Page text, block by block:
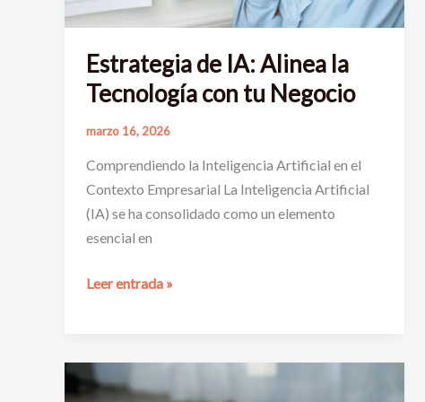
Estrategia de IA: Alinea la
Tecnología con tu Negocio
marzo 16, 2026
Comprendiendo la Inteligencia Artificial en el
Contexto Empresarial La Inteligencia Artificial
(IA) se ha consolidado como un elemento
esencial en
Estrategia
la
Leer entrada »